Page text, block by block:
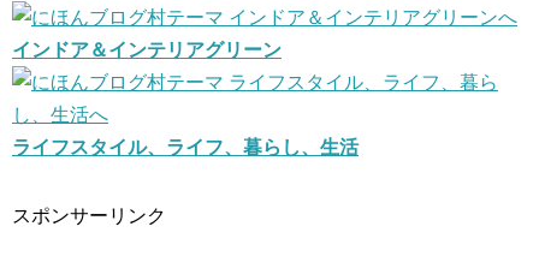
インドア＆インテリアグリーン
ライフスタイル、ライフ、暮らし、生活
スポンサーリンク